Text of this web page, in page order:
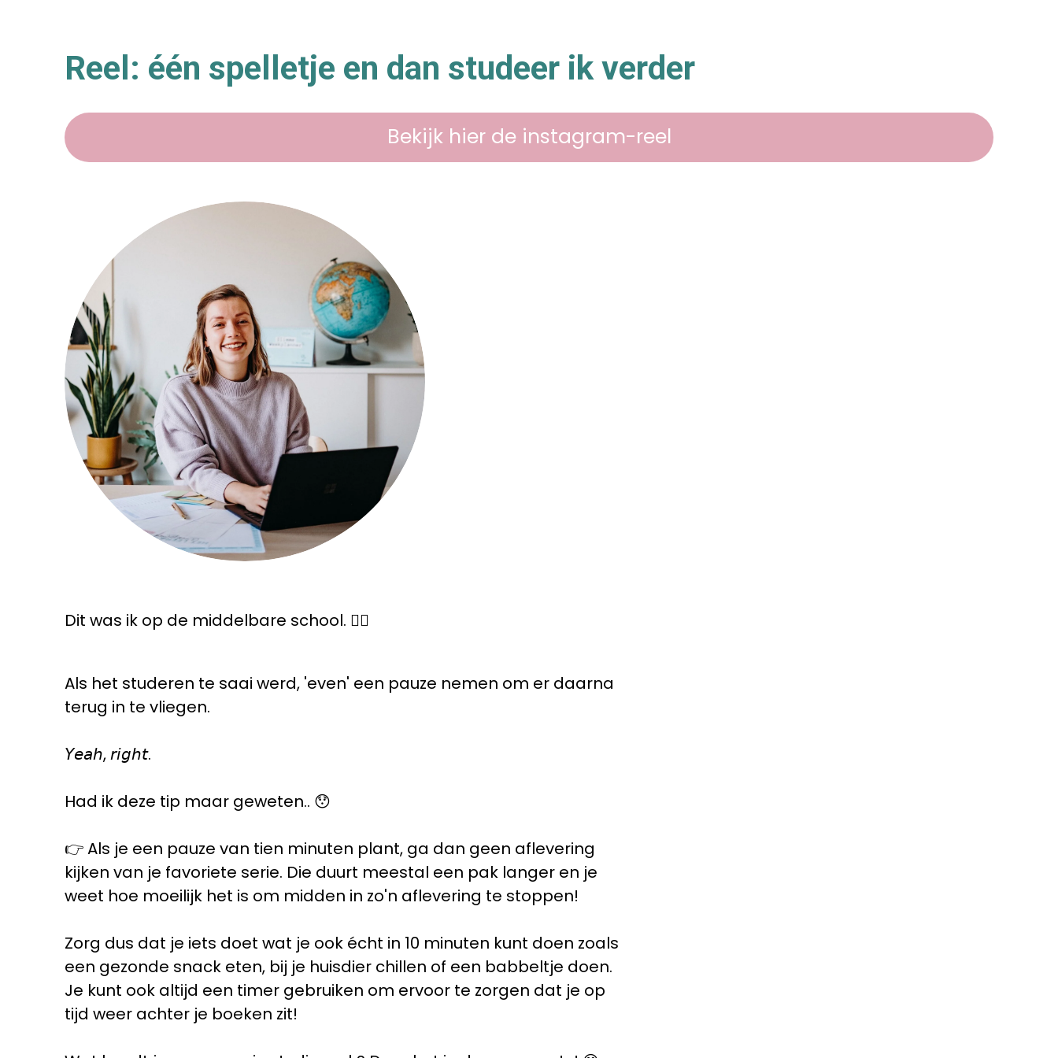
Reel: één spelletje en dan studeer ik verder
Bekijk hier de instagram-reel
Dit was ik op de middelbare school. 🙋‍♀️
Als het studeren te saai werd, 'even' een pauze nemen om er daarna
terug in te vliegen.
𝘠𝘦𝘢𝘩, 𝘳𝘪𝘨𝘩𝘵.
Had ik deze tip maar geweten.. 😯
👉 Als je een pauze van tien minuten plant, ga dan geen aflevering
kijken van je favoriete serie. Die duurt meestal een pak langer en je
weet hoe moeilijk het is om midden in zo'n aflevering te stoppen!
Zorg dus dat je iets doet wat je ook écht in 10 minuten kunt doen zoals
een gezonde snack eten, bij je huisdier chillen of een babbeltje doen.
Je kunt ook altijd een timer gebruiken om ervoor te zorgen dat je op
tijd weer achter je boeken zit!